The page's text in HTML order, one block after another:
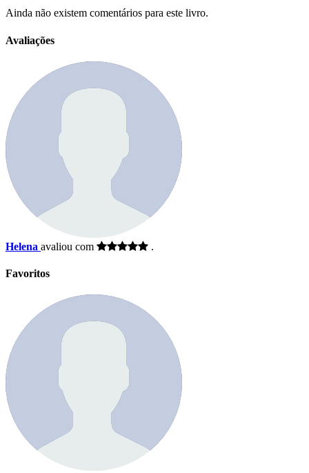
Ainda não existem comentários para este livro.
Avaliações
Helena avaliou com .
Favoritos